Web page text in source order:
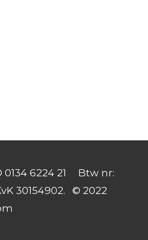
0134 6224 21 Btw nr:
30154902. © 2022